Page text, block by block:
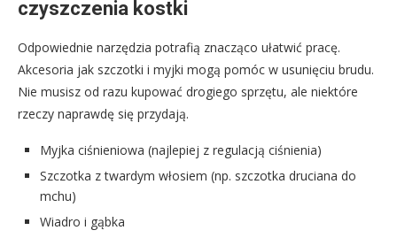
czyszczenia kostki
Odpowiednie narzędzia potrafią znacząco ułatwić pracę.
Akcesoria jak szczotki i myjki mogą pomóc w usunięciu brudu.
Nie musisz od razu kupować drogiego sprzętu, ale niektóre
rzeczy naprawdę się przydają.
Myjka ciśnieniowa (najlepiej z regulacją ciśnienia)
Szczotka z twardym włosiem (np. szczotka druciana do
mchu)
Wiadro i gąbka